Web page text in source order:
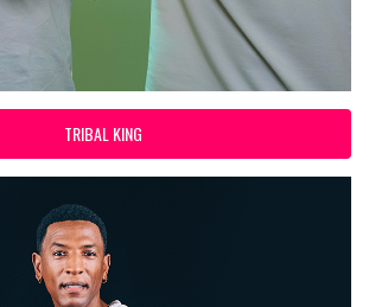
TRIBAL KING